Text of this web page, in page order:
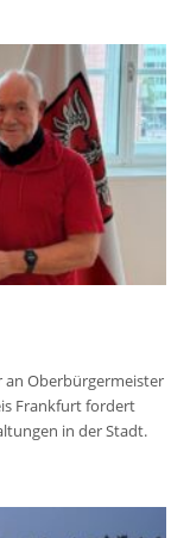
Oberbürgermeister
Frankfurt fordert
in der Stadt.